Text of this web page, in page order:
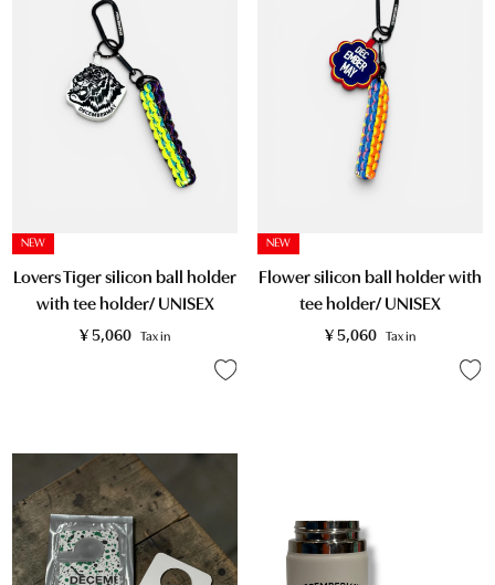
NEW
Lovers Tiger silicon ball holder
with tee holder/ UNISEX
¥ 5,060 Tax in
NEW
Flower silicon ball holder with
tee holder/ UNISEX
¥ 5,060 Tax in